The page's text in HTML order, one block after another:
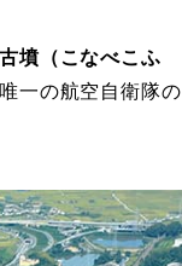
墳（こなべこふ
一の航空自衛隊の